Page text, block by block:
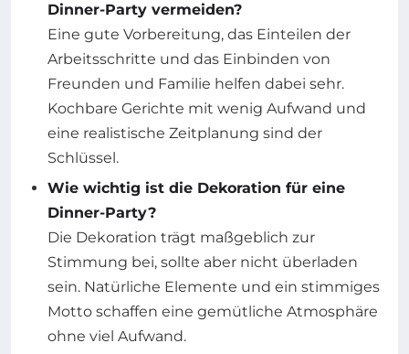
Dinner-Party vermeiden?
Eine gute Vorbereitung, das Einteilen der
Arbeitsschritte und das Einbinden von
Freunden und Familie helfen dabei sehr.
Kochbare Gerichte mit wenig Aufwand und
eine realistische Zeitplanung sind der
Schlüssel.
Wie wichtig ist die Dekoration für eine
Dinner-Party?
Die Dekoration trägt maßgeblich zur
Stimmung bei, sollte aber nicht überladen
sein. Natürliche Elemente und ein stimmiges
Motto schaffen eine gemütliche Atmosphäre
ohne viel Aufwand.